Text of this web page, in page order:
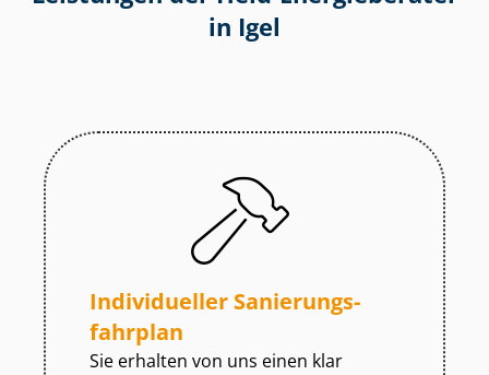
in Igel
Individueller Sa­nie­rungs­
fahr­plan
Sie erhalten von uns einen klar